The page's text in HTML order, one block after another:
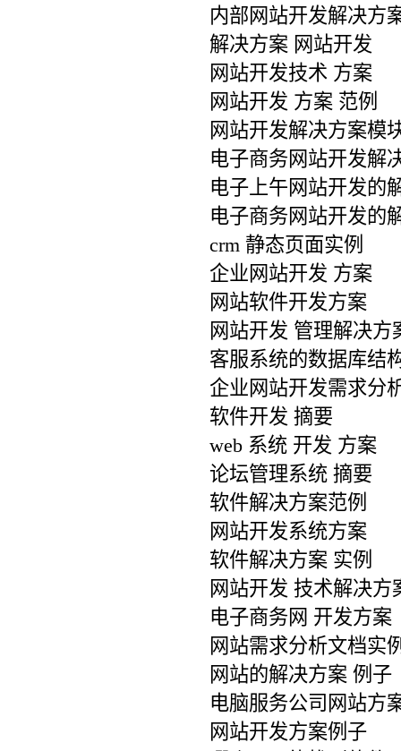
内部网站开发解决方
解决方案 网站开发
网站开发技术 方案
网站开发 方案 范例
网站开发解决方案模
电子商务网站开发解
电子上午网站开发的
电子商务网站开发的
crm 静态页面实例
企业网站开发 方案
网站软件开发方案
网站开发 管理解决方
客服系统的数据库结
企业网站开发需求分
软件开发 摘要
web 系统 开发 方案
论坛管理系统 摘要
软件解决方案范例
网站开发系统方案
软件解决方案 实例
网站开发 技术解决方
电子商务网 开发方案
网站需求分析文档实
网站的解决方案 例子
电脑服务公司网站方
网站开发方案例子